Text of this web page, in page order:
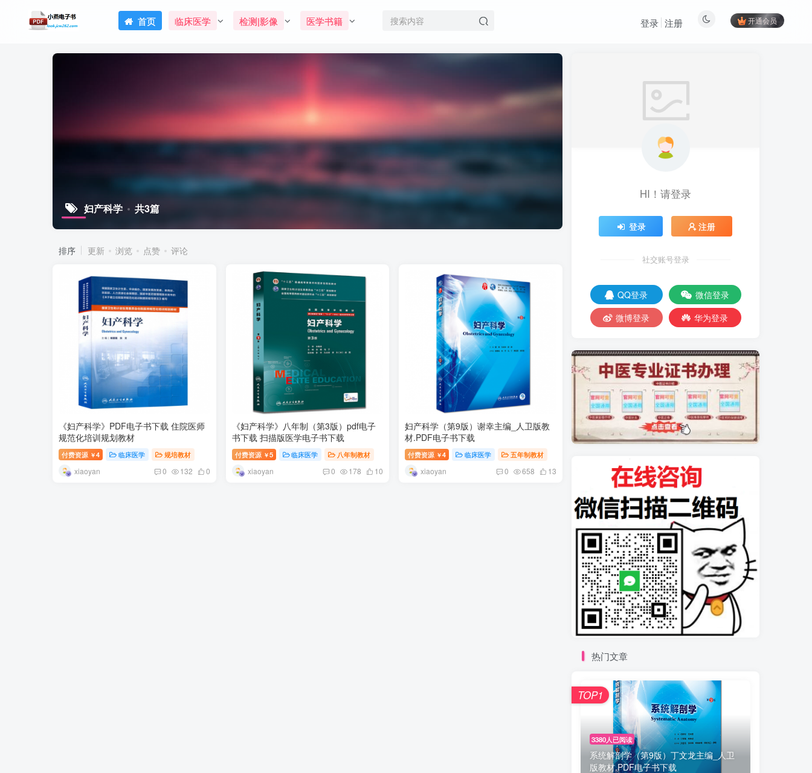
首页 临床医学 检测|影像 医学书籍 开通会员
登录 注册
妇产科学 共3篇
排序 更新 浏览 点赞 评论
《妇产科学》PDF电子书下载 住院医师
规范化培训规划教材
付费资源 ￥4 临床医学 规培教材
xiaoyan 0 132 0
《妇产科学》八年制（第3版）pdf电子
书下载 扫描版医学电子书下载
付费资源 ￥5 临床医学 八年制教材
xiaoyan 0 178 10
妇产科学（第9版）谢幸主编_人卫版教
材.PDF电子书下载
付费资源 ￥4 临床医学 五年制教材
xiaoyan 0 658 13
HI！请登录
登录 注册
社交账号登录
QQ登录
微信登录
微博登录
华为登录
热门文章
3380人已阅读
系统解剖学（第9版）丁文龙主编_人卫
版教材.PDF电子书下载
TOP1